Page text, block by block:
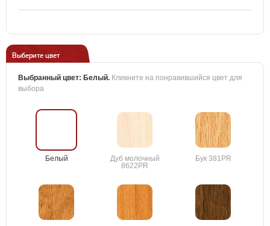
Выберите цвет
Выбранный цвет: Белый. Кликните на понравившийся цвет для
выбора
Белый
Дуб молочный
8622PR
Бук 381PR